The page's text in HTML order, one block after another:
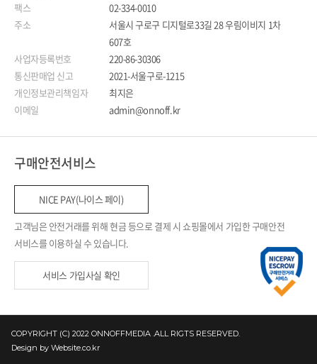
팩스
02-334-0010
주소
서울시 구로구 디지털로33길 28 우림이비지 1차
607호
사업자등록번호
220-86-30306
통신판매업 신고
2021-서울구로-1215
개인정보관리책임자
최지은
이메일
admin@onnoff.kr
구매안전서비스
NICE PAY(나이스 페이)
고객님은 안전거래를 위해 현금 등으로 결제 시 쇼핑몰에서 가입한 구매안전
서비스를 이용하실 수 있습니다.
서비스 가입사실 확인
COPYRIGHT (C) 2022 ONNOFFMEDIA .ALL RIGTS RESERVED.
Design by Website.co.kr